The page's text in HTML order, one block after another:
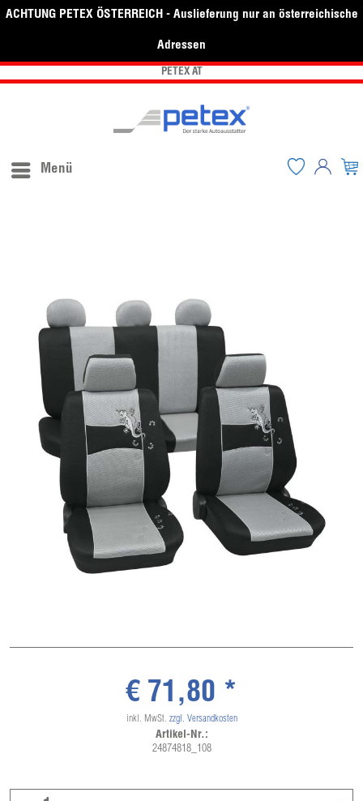
ACHTUNG PETEX ÖSTERREICH - Auslieferung nur an österreichische
Adressen
PETEX AT
Menü
€ 71,80 *
inkl. MwSt. zzgl. Versandkosten
Artikel-Nr.:
24874818_108